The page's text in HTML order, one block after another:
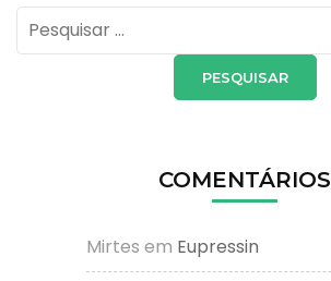
Pesquisar
por:
COMENTÁRIOS
Mirtes em Eupressin